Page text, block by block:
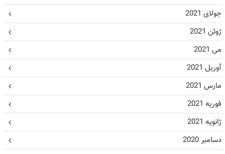
جولای 2021
ژوئن 2021
می 2021
آوریل 2021
مارس 2021
فوریه 2021
ژانویه 2021
دسامبر 2020